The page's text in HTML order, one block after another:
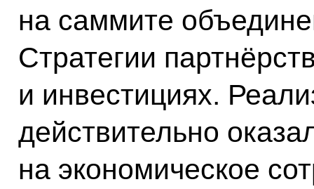
на саммите
Стратегии
и инвестициях.
действительно
на экономическое